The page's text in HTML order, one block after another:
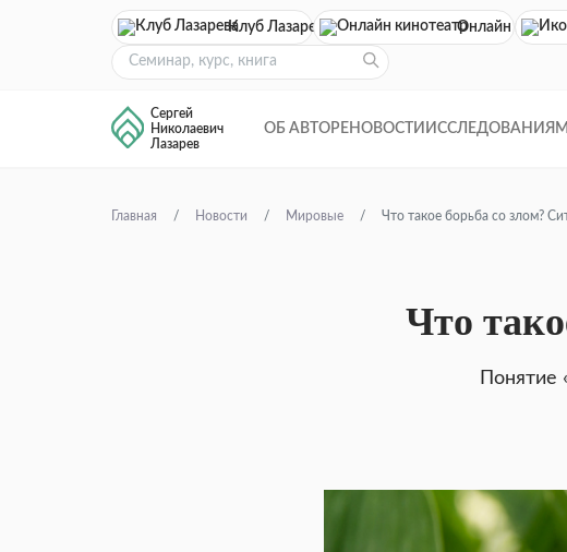
Клуб Лазарева Онлайн
Сергей
Николаевич
Лазарев
ОБ АВТОРЕ НОВОСТИ ИССЛЕДОВАНИЯ
Главная Новости Мировые Что такое борьба со злом?
Что
Понятие